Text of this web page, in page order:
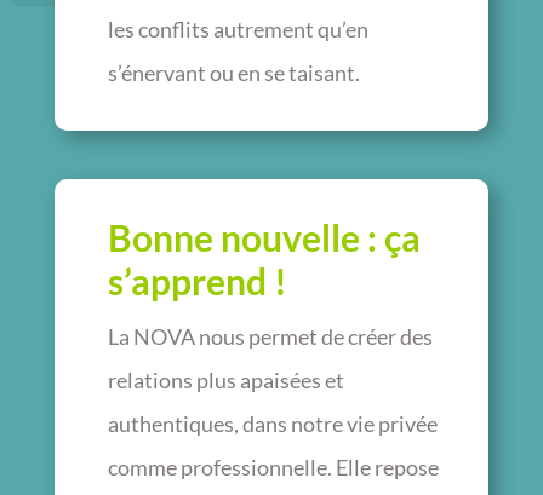
les conflits autrement qu’en
s’énervant ou en se taisant.
Bonne nouvelle : ça
s’apprend !
La NOVA nous permet de créer des
relations plus apaisées et
authentiques, dans notre vie privée
comme professionnelle. Elle repose